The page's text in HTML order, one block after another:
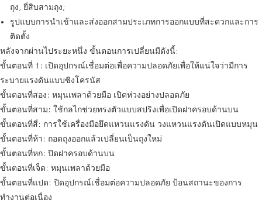
ถุง, ยี่สิบสามถุง;
รูปแบบการนำเข้าและส่งออกสามประเภทการออกแบบที่สะดวกและการ
ติดตั้ง
หลังจากผ่านไประยะหนึ่ง ขั้นตอนการเปลี่ยนมีดังนี้:
ขั้นตอนที่ 1: เปิดอุปกรณ์เชื่อมต่อเพื่อความปลอดภัยเพื่อให้แน่ใจว่ามีการ
ระบายแรงดันแบบซิงโครนัส
ขั้นตอนที่สอง: หมุนเพลาด้วยมือ เปิดห่วงอย่างปลอดภัย
ขั้นตอนที่สาม: ใช้กลไกช่วยทรงตัวแบบสปริงเพื่อเปิดฝาครอบด้านบน
ขั้นตอนที่สี่: การใช้เครื่องมือยึดแหวนแรงดัน วงแหวนแรงดันเปิดแบบหมุน
ขั้นตอนที่ห้า: ถอดถุงออกแล้วเปลี่ยนเป็นถุงใหม่
ขั้นตอนที่หก: ปิดฝาครอบด้านบน
ขั้นตอนที่เจ็ด: หมุนเพลาด้วยมือ
ขั้นตอนที่แปด: ปิดอุปกรณ์เชื่อมต่อความปลอดภัย ป้อนสถานะของการ
ทำงานต่อเนื่อง